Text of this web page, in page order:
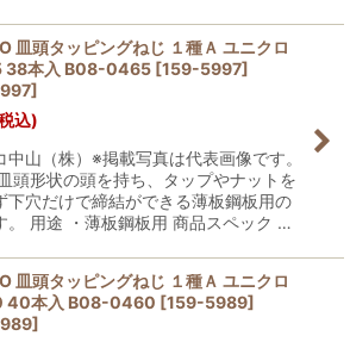
皿頭タッピングねじ １種Ａ ユニクロ
38本入 B08-0465 [159-5997]
]
込)
中山（株）※掲載写真は代表画像です。
頭形状の頭を持ち、タップやナットを
下穴だけで締結ができる薄板鋼板用の
。 用途 ・薄板鋼板用 商品スペック …
皿頭タッピングねじ １種Ａ ユニクロ
40本入 B08-0460 [159-5989]
]